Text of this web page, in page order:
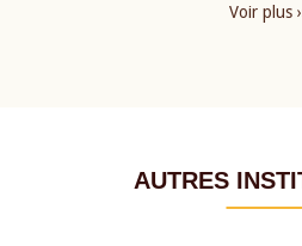
Voir plus
AUTRES